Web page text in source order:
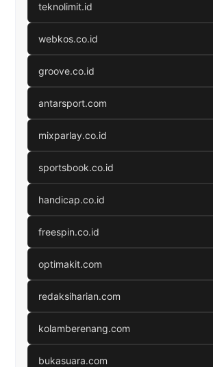
teknolimit.id
webkos.co.id
groove.co.id
antarsport.com
mixparlay.co.id
sportsbook.co.id
handicap.co.id
freespin.co.id
optimakit.com
redaksiharian.com
kolamberenang.com
bukasuara.com